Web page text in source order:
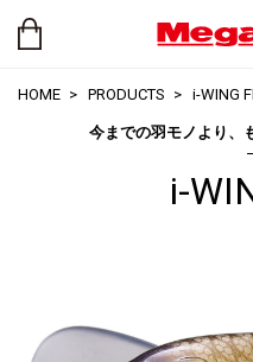
HOME PRODUCTS i-WING
今までの羽モノより、
i-